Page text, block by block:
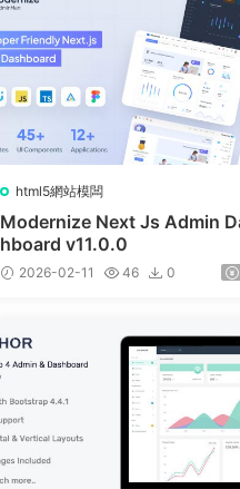
html5網站模闆
Modernize Next Js Admin
hboard v11.0.0
2026-02-11 46 0